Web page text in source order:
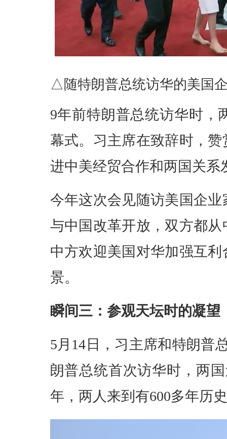
△随特朗普总统访华的美国
9年前特朗普总统访华时，
幕式。习主席在致辞时，
进中美经贸合作和两国关系
今年这次会见随访美国企
与中国改革开放，双方都
中方欢迎美国对华加强互
景。
瞬间三：参观天坛时的凝望
5月14日，习主席和特朗普
朗普总统首次访华时，两
年，两人来到有600多年历